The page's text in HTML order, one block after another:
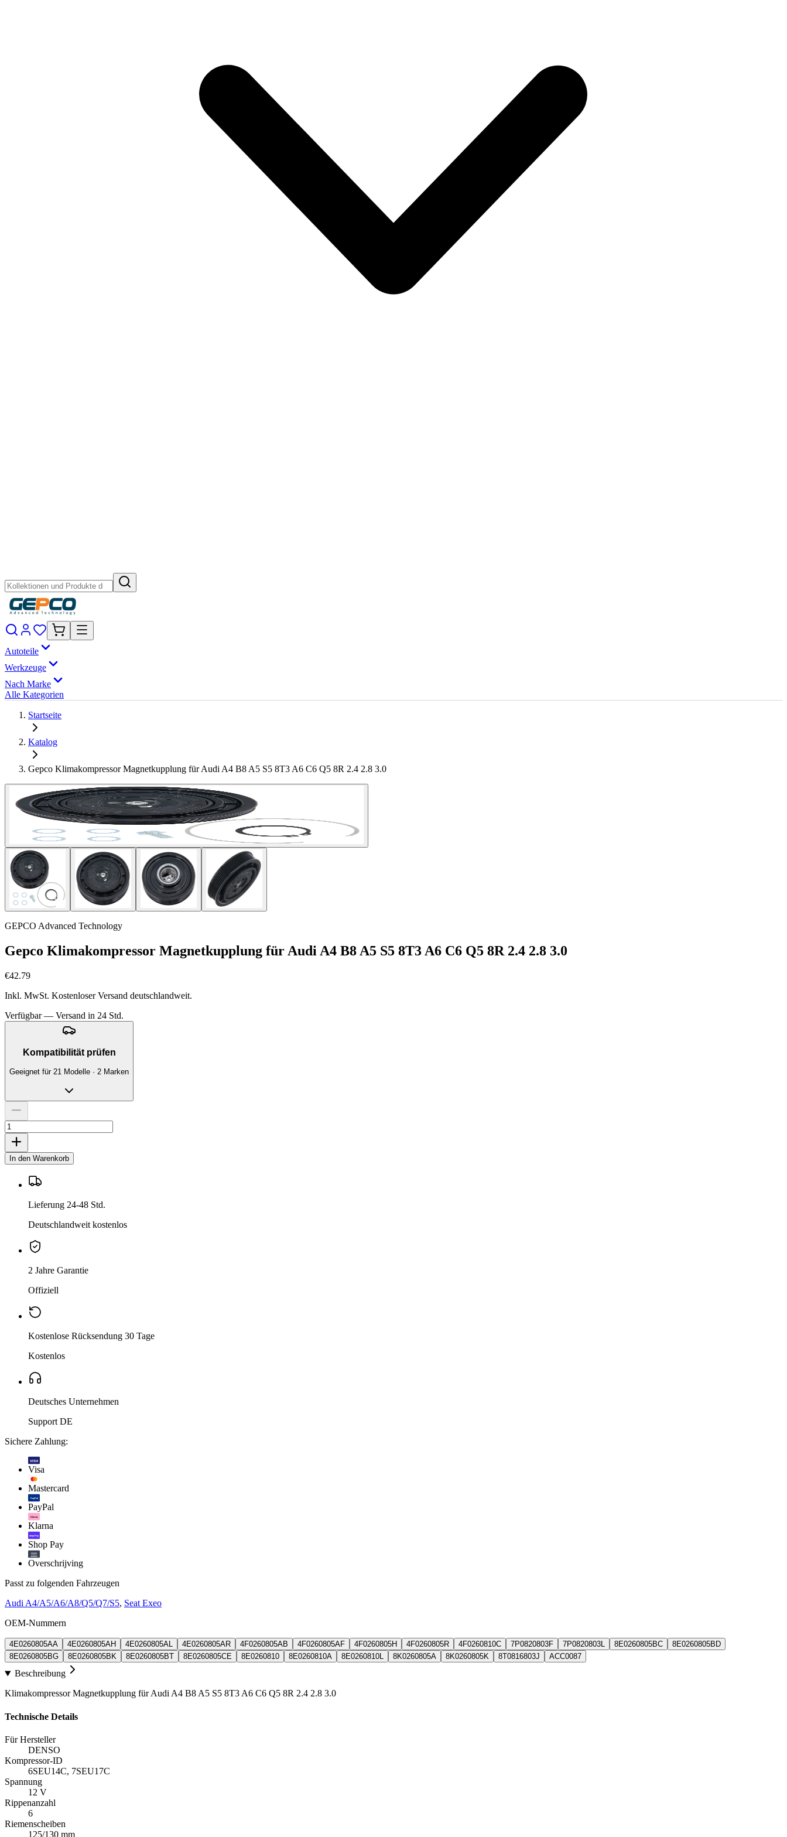
Autoteile
Werkzeuge
Nach Marke
Alle Kategorien
Startseite
Katalog
Gepco Klimakompressor Magnetkupplung für Audi A4 B8 A5 S5 8T3 A6 C6 Q5 8R 2.4 2.8 3.0
GEPCO Advanced Technology
Gepco Klimakompressor Magnetkupplung für Audi A4 B8 A5 S5 8T3 A6 C6 Q5 8R 2.4 2.8 3.0
€42.79
Inkl. MwSt. Kostenloser Versand deutschlandweit.
Verfügbar — Versand in 24 Std.
Kompatibilität prüfen
Geeignet für 21 Modelle · 2 Marken
In den Warenkorb
Lieferung 24-48 Std.
Deutschlandweit kostenlos
2 Jahre Garantie
Offiziell
Kostenlose Rücksendung 30 Tage
Kostenlos
Deutsches Unternehmen
Support DE
Sichere Zahlung:
VISA
Visa
Mastercard
PayPal
PayPal
Klarna.
Klarna
shop Pay
Shop Pay
Overschrijving
Passt zu folgenden Fahrzeugen
Audi A4/A5/A6/A8/Q5/Q7/S5, Seat Exeo
OEM-Nummern
4E0260805AA 4E0260805AH 4E0260805AL 4E0260805AR 4F0260805AB 4F0260805AF 4F0260805H 4F0260805R 4F0260810C 7P0820803F 7P0820803L 8E0260805BC
8E0260805BD
8E0260805BG
8E0260805BK 8E0260805BT 8E0260805CE 8E0260810 8E0260810A 8E0260810L 8K0260805A 8K0260805K 8T0816803J ACC0087
Beschreibung
Klimakompressor Magnetkupplung für Audi A4 B8 A5 S5 8T3 A6 C6 Q5 8R 2.4 2.8 3.0
Technische Details
Für Hersteller
DENSO
Kompressor-ID
6SEU14C, 7SEU17C
Spannung
12 V
Rippenanzahl
6
Riemenscheiben
125/130 mm